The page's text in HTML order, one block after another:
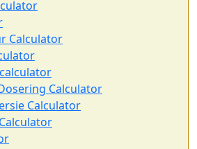
Calculator
Calculator
Calculator